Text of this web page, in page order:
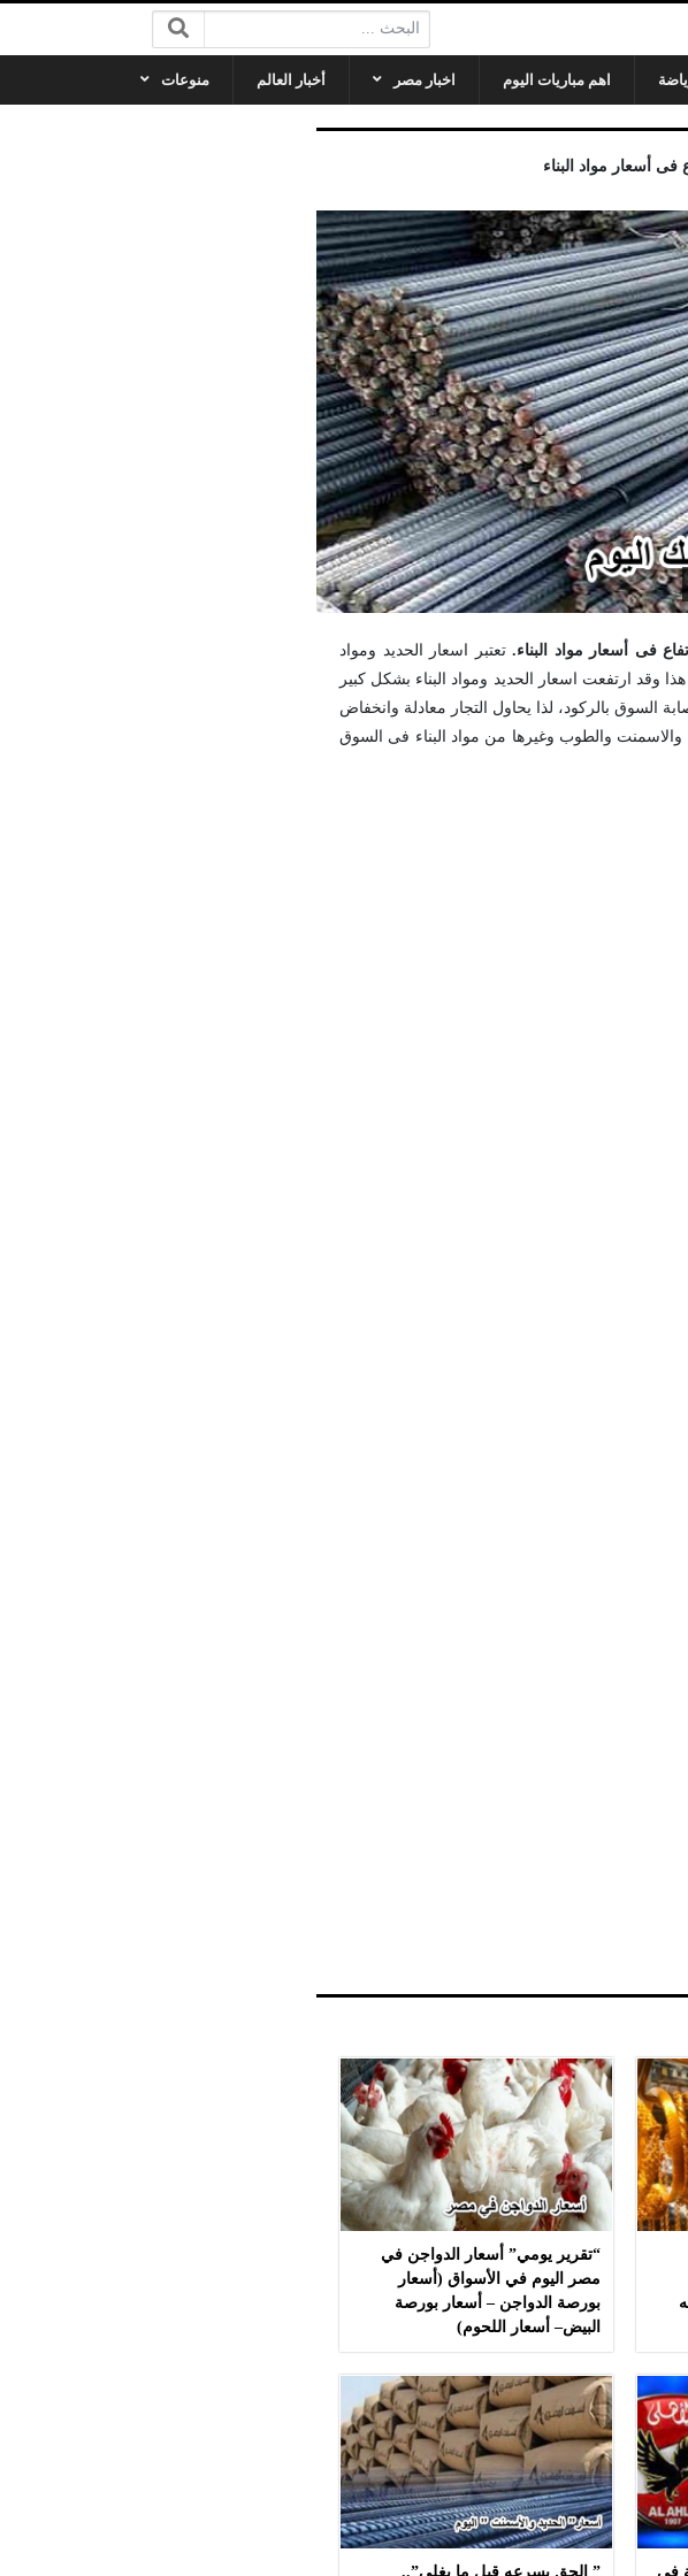
البحث:
اهم مباريات اليوم اخبار مصر أخبار العالم منوعات
تعتبر اسعار الحديد ومواد
وقد ارتفعت اسعار الحديد ومواد البناء بشكل كبير
السوق بالركود، لذا يحاول التجار معادلة وانخفاض
والاسمنت والطوب وغيرها من مواد البناء فى السوق
“تقرير يومي” أسعار الدواجن في
مصر اليوم في الأسواق (أسعار
بورصة الدواجن – أسعار بورصة
البيض– أسعار اللحوم)
في ” الحق بسرعه قبل ما يغلي”..